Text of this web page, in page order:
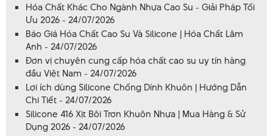
Hóa Chất Khác Cho Ngành Nhựa Cao Su - Giải Pháp Tối
Ưu 2026 - 24/07/2026
Báo Giá Hóa Chất Cao Su Và Silicone | Hóa Chất Lâm
Anh - 24/07/2026
Đơn vị chuyên cung cấp hóa chất cao su uy tín hàng
đầu Việt Nam - 24/07/2026
Lợi ích dùng Silicone Chống Dính Khuôn | Hướng Dẫn
Chi Tiết - 24/07/2026
Silicone 416 Xịt Bôi Trơn Khuôn Nhựa | Mua Hàng & Sử
Dụng 2026 - 24/07/2026